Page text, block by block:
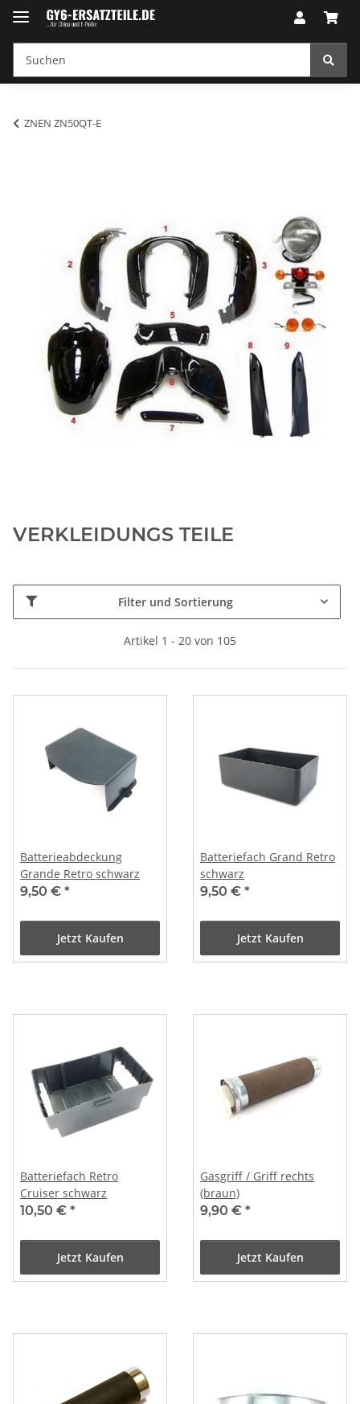
ZNEN ZN50QT-E
VERKLEIDUNGS TEILE
Filter und Sortierung
Artikel 1 - 20 von 105
Batterieabdeckung
Grande Retro schwarz
9,50 € *
Jetzt Kaufen
Batteriefach Grand Retro
schwarz
9,50 € *
Jetzt Kaufen
Batteriefach Retro
Cruiser schwarz
10,50 € *
Jetzt Kaufen
Gasgriff / Griff rechts
(braun)
9,90 € *
Jetzt Kaufen